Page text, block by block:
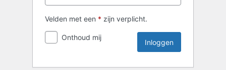
Velden met een * zijn verplicht.
Onthoud mij